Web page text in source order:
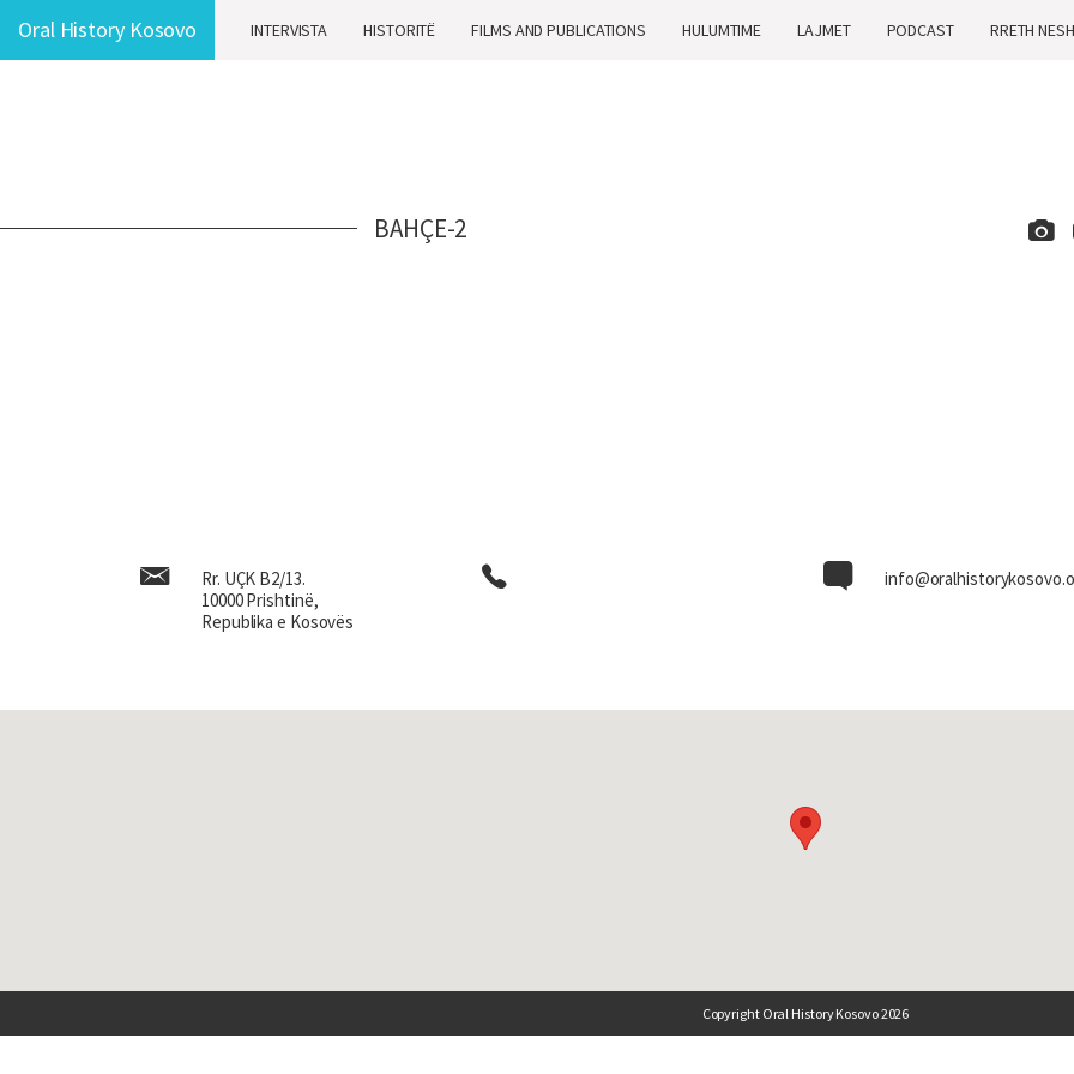
Oral History Kosovo INTERVISTA HISTORITË FILMS AND PUBLICATIONS HULUMTIME LAJMET PODCAST RRETH NESH
BAHÇE-2
Rr. UÇK B2/13.
10000 Prishtinë,
Republika e Kosovës
Copyright Oral History Kosovo 2026